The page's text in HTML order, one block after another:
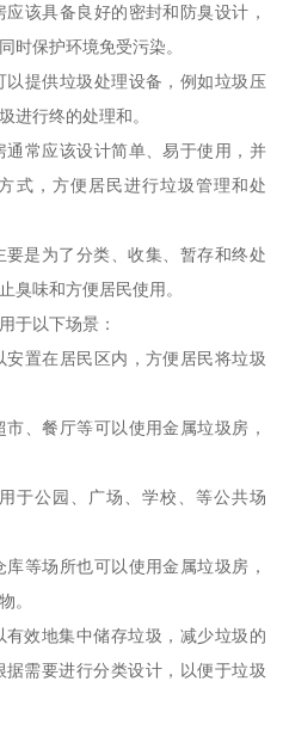
该具备良好的密封和防臭设计，
时保护环境免受污染。
提供垃圾处理设备，例如垃圾压
进行终的处理和。
常应该设计简单、易于使用，并
式，方便居民进行垃圾管理和处
是为了分类、收集、暂存和终处
臭味和方便居民使用。
于以下场景：
置在居民区内，方便居民将垃圾
、餐厅等可以使用金属垃圾房，
于公园、广场、学校、等公共场
等场所也可以使用金属垃圾房，
。
效地集中储存垃圾，减少垃圾的
需要进行分类设计，以便于垃圾